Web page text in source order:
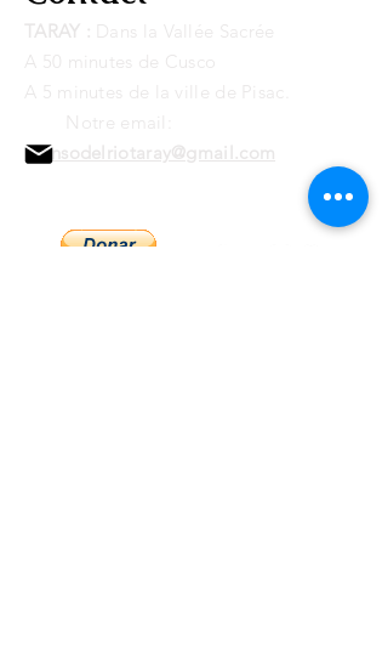
fois complété, vous recevrez un lien
pour télécharger le livre par email.
TARAY : Dans la Vallée Sacrée
A 50 minutes de Cusco
A 5 minutes de la ville de Pisac.
Notre email:
alonsodelriotaray@gmail.com